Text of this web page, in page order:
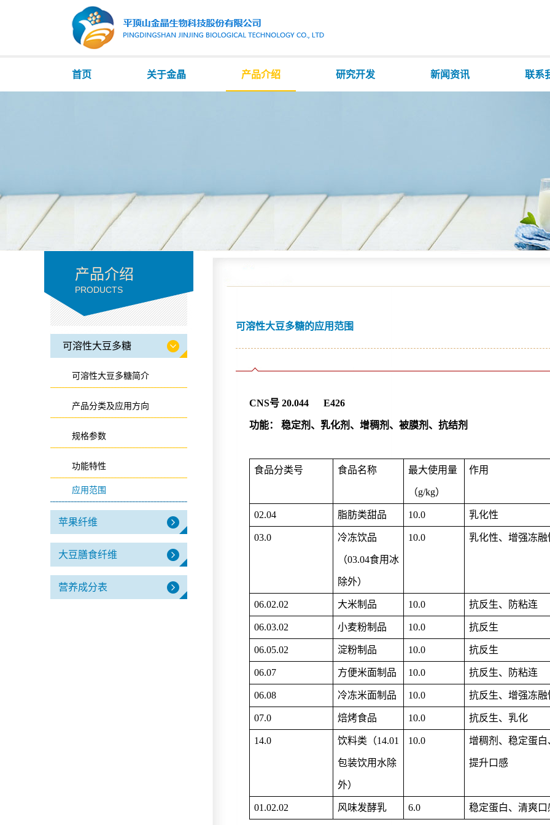
首页 关于金晶 产品介绍 研究开发 新闻资讯 联系
产品介绍
PRODUCTS
可溶性大豆多糖
可溶性大豆多糖简介
产品分类及应用方向
规格参数
功能特性
应用范围
苹果纤维
大豆膳食纤维
营养成分表
可溶性大豆多糖的应用范围
CNS号 20.044 E426
功能： 稳定剂、乳化剂、增稠剂、被膜剂、抗结剂
食品分类号 食品名称 最大使用量
（g/kg）
作用
02.04 脂肪类甜品 10.0 乳化性
03.0 冷冻饮品
（03.04食用冰
除外）
10.0 乳化性、增强冻融
06.02.02 大米制品 10.0 抗反生、防粘连
06.03.02 小麦粉制品 10.0 抗反生
06.05.02 淀粉制品 10.0 抗反生
06.07 方便米面制品 10.0 抗反生、防粘连
06.08 冷冻米面制品 10.0 抗反生、增强冻融
07.0 焙烤食品 10.0 抗反生、乳化
14.0 饮料类（14.01
包装饮用水除
外）
10.0 增稠剂、稳定蛋白
提升口感
01.02.02 风味发酵乳 6.0 稳定蛋白、清爽口